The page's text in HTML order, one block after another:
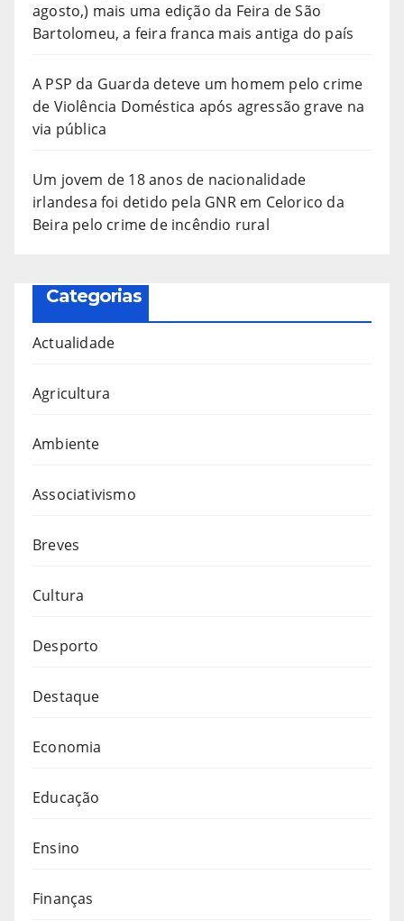
agosto,) mais uma edição da Feira de São
Bartolomeu, a feira franca mais antiga do país
A PSP da Guarda deteve um homem pelo crime
de Violência Doméstica após agressão grave na
via pública
Um jovem de 18 anos de nacionalidade
irlandesa foi detido pela GNR em Celorico da
Beira pelo crime de incêndio rural
Categorias
Actualidade
Agricultura
Ambiente
Associativismo
Breves
Cultura
Desporto
Destaque
Economia
Educação
Ensino
Finanças